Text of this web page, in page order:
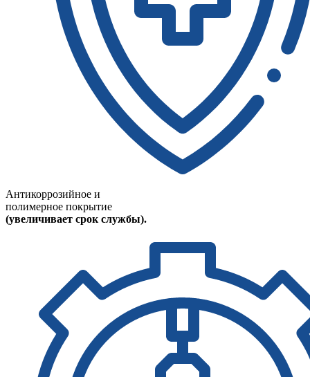
Антикоррозийное и
полимерное покрытие
(увеличивает срок службы).